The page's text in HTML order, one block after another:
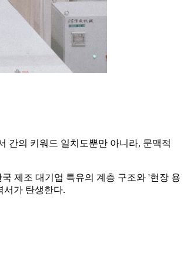
간의 키워드 일치도뿐만 아니라, 문맥적
제조 대기업 특유의 계층 구조와 '현장 용
서가 탄생한다.